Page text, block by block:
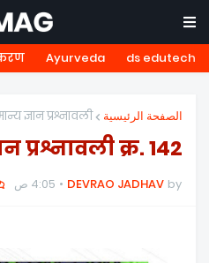
ds edutech
Ayurveda
الصفحة الرئيسية ज्ञान प्रश्नावली
प्रश्नावली क्र. 142
by
DEVRAO JADHAV 4:05 ص